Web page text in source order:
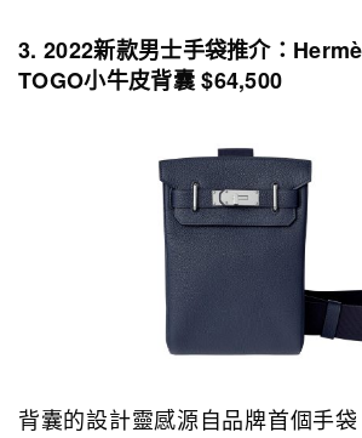
3. 2022新款男士手袋推介：
TOGO小牛皮背囊 $64,500
背囊的設計靈感源自品牌首個手